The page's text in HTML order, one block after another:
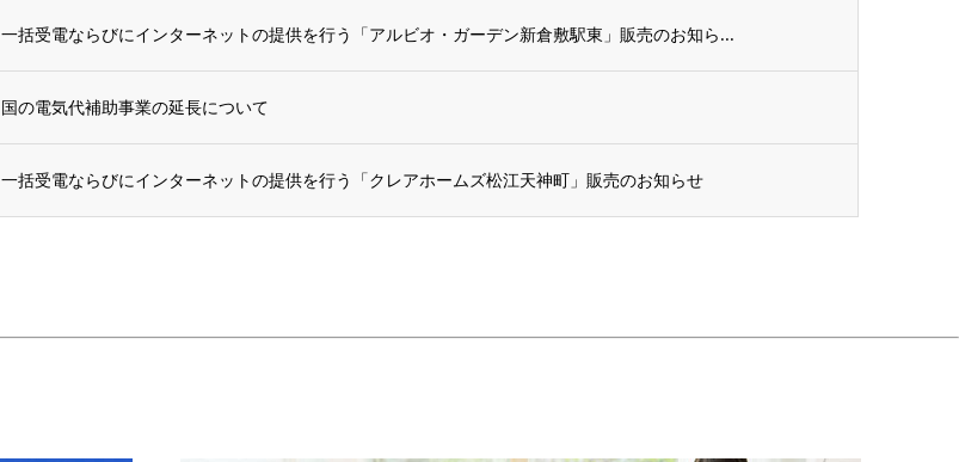
一括受電ならびにインターネットの提供を行う「アルビオ・ガーデン新倉敷駅東」販売のお知ら...
国の電気代補助事業の延長について
一括受電ならびにインターネットの提供を行う「クレアホームズ松江天神町」販売のお知らせ